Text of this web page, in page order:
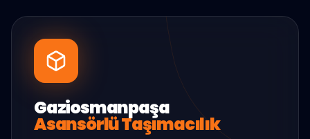
Gaziosmanpaşa
Asansörlü Taşımacılık